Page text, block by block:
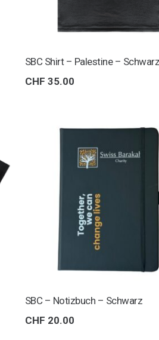
SBC Shirt – Palestine – Schwarz
CHF 35.00
SBC – Notizbuch – Schwarz
CHF 20.00